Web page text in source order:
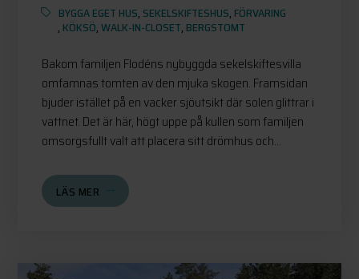
BYGGA EGET HUS, SEKELSKIFTESHUS, FÖRVARING
, KÖKSÖ,WALK-IN-CLOSET, BERGSTOMT
Bakom familjen Flodéns nybyggda sekelskiftesvilla
omfamnas tomten av den mjuka skogen. Framsidan
bjuder istället på en vacker sjöutsikt där solen glittrar i
vattnet. Det är här, högt uppe på kullen som familjen
omsorgsfullt valt att placera sitt drömhus och...
LÄS MER